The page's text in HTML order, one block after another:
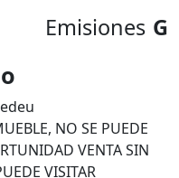
Emisiones G
NO SE PUEDE
VENTA SIN
VISITAR